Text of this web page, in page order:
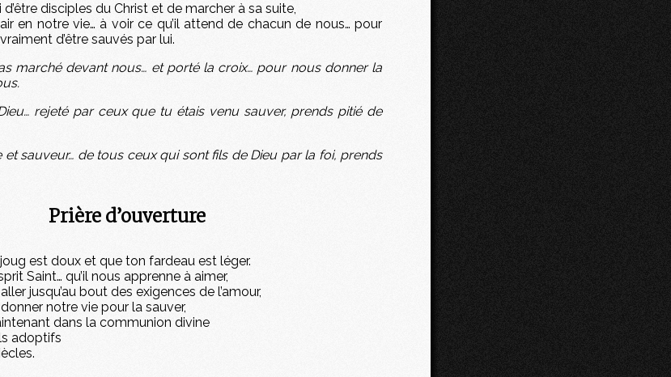
disciples du Christ et de marcher à sa suite,
en notre vie… à voir ce qu’il attend de chacun de nous… pour
d’être sauvés par lui.
marché devant nous… et porté la croix… pour nous donner la
rejeté par ceux que tu étais venu sauver, prends pitié de
et sauveur… de tous ceux qui sont fils de Dieu par la foi, prends
Prière d’ouverture
est doux et que ton fardeau est léger.
Saint… qu’il nous apprenne à aimer,
jusqu’au bout des exigences de l’amour,
notre vie pour la sauver,
dans la communion divine
adoptifs